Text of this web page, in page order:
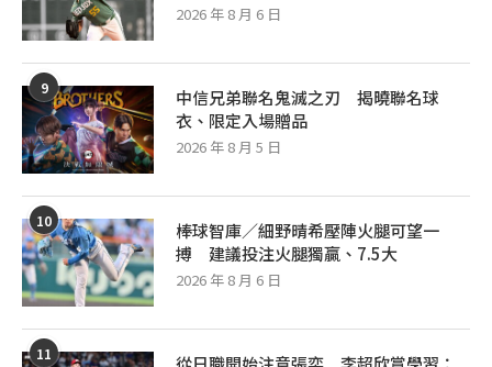
2026 年 8 月 6 日
9
中信兄弟聯名鬼滅之刃 揭曉聯名球
衣、限定入場贈品
2026 年 8 月 5 日
10
棒球智庫／細野晴希壓陣火腿可望一
搏 建議投注火腿獨贏、7.5大
2026 年 8 月 6 日
11